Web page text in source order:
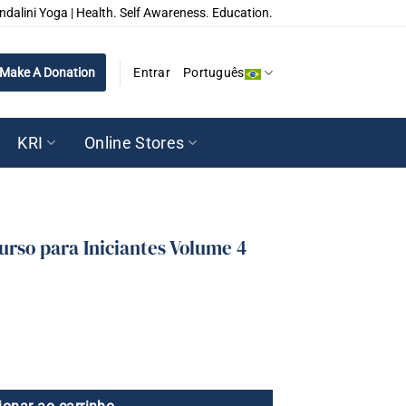
Yoga | Health. Self Awareness. Education.
Make A Donation Entrar Português
KRI Online Stores
para Iniciantes Volume 4
Volume 4 quantidade